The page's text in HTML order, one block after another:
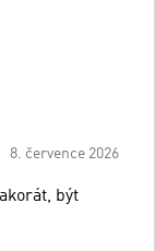
8. července 2026
být